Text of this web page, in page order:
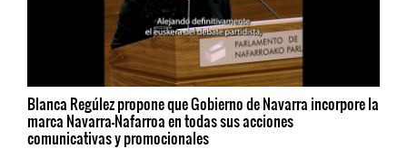
Blanca Regúlez propone que Gobierno de Navarra incorpore la
marca Navarra-Nafarroa en todas sus acciones
comunicativas y promocionales